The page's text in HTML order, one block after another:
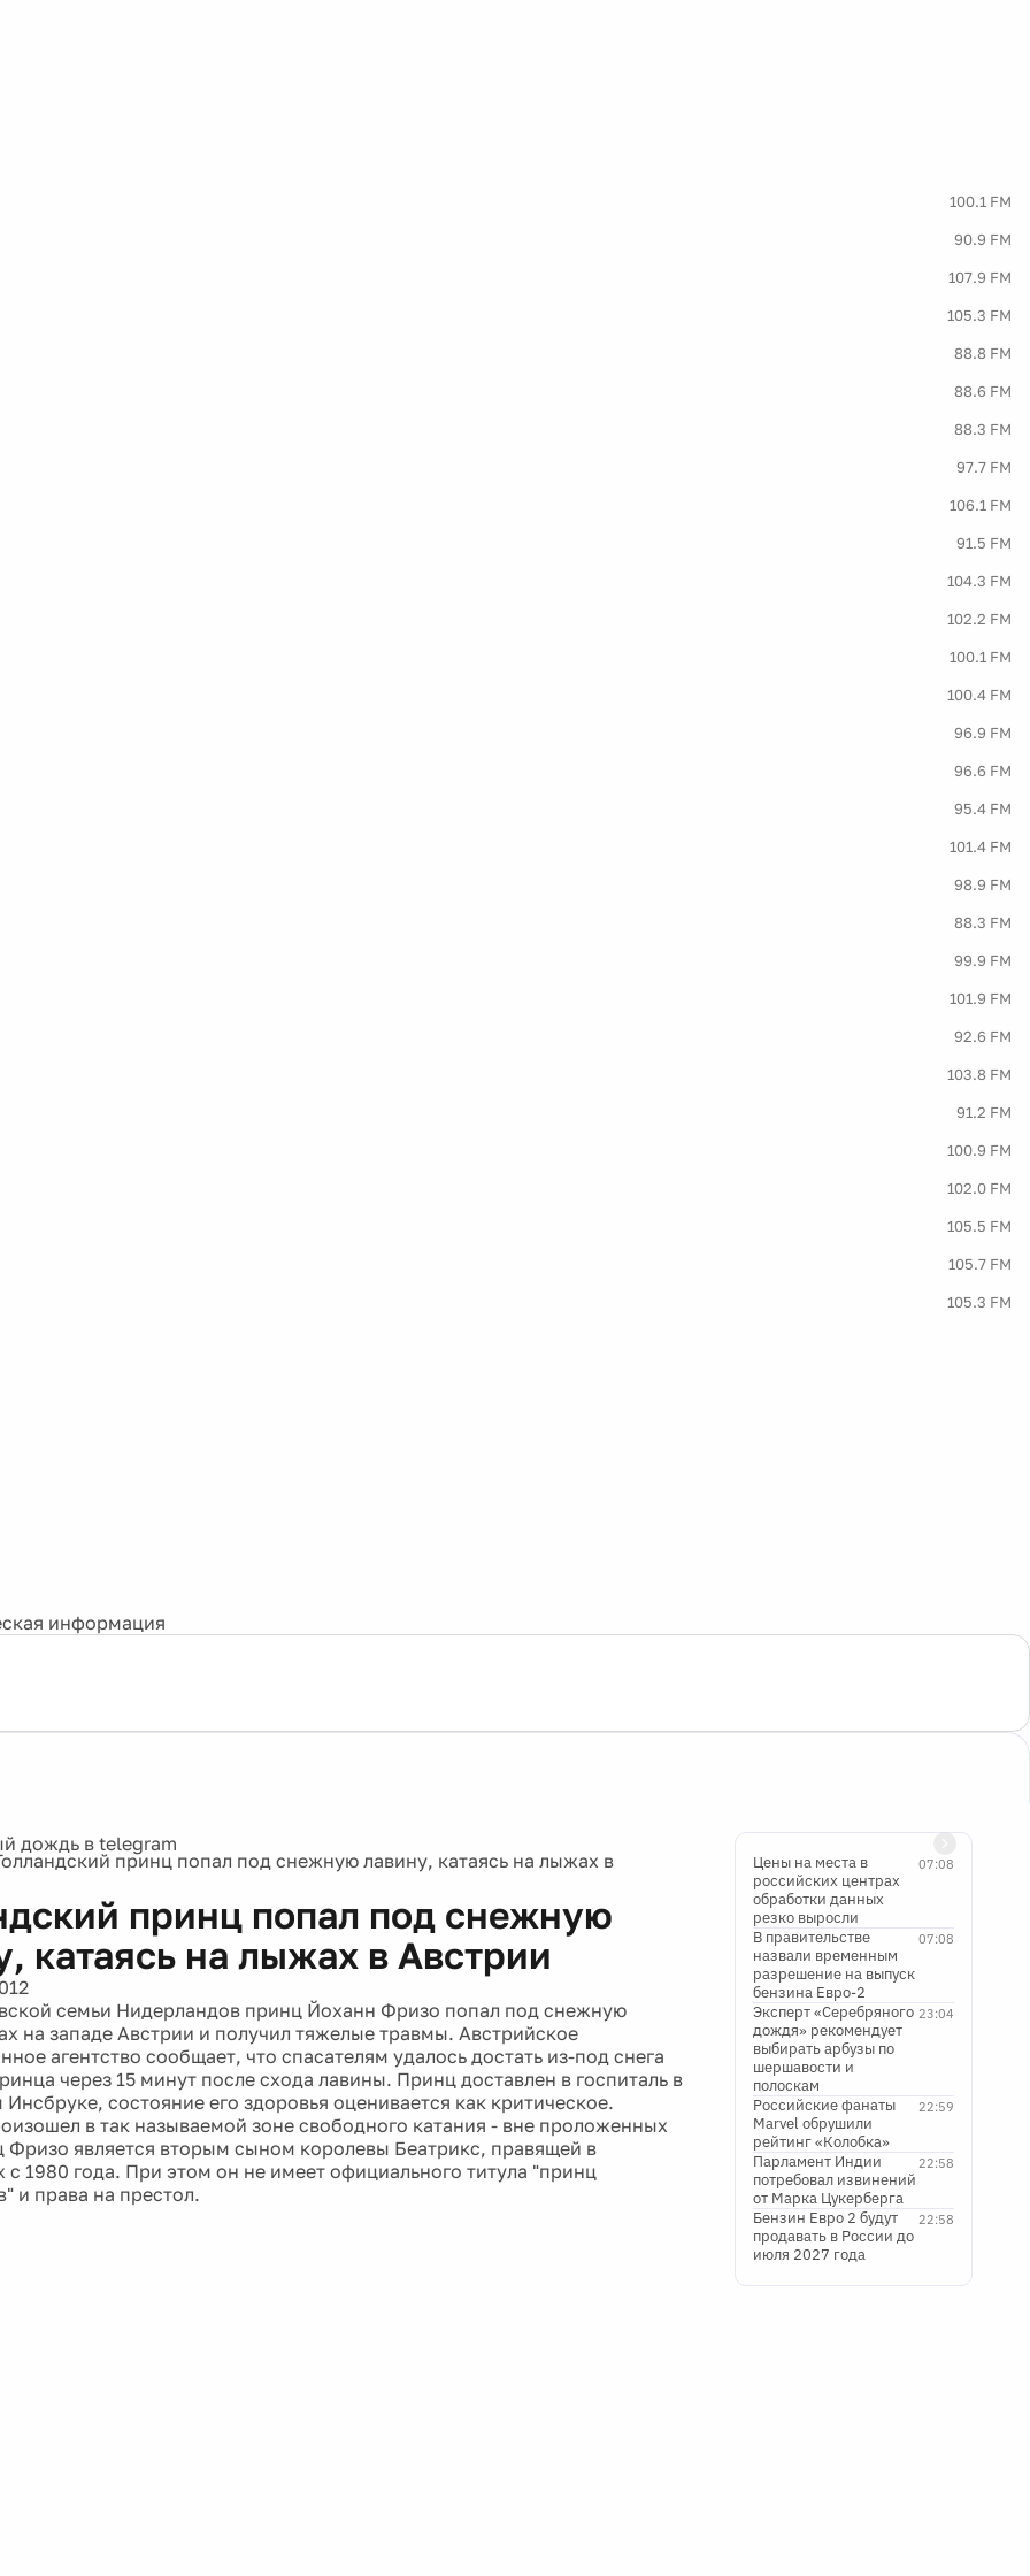
100.1 FM
90.9 FM
107.9 FM
105.3 FM
88.8 FM
88.6 FM
88.3 FM
97.7 FM
106.1 FM
91.5 FM
104.3 FM
102.2 FM
100.1 FM
100.4 FM
96.9 FM
96.6 FM
95.4 FM
101.4 FM
98.9 FM
88.3 FM
99.9 FM
101.9 FM
92.6 FM
103.8 FM
91.2 FM
100.9 FM
102.0 FM
105.5 FM
105.7 FM
105.3 FM
информация
принц попал под снежную лавину, катаясь на лыжах в
принц попал под снежную
катаясь на лыжах в Австрии
семьи Нидерландов принц Йоханн Фризо попал под снежную
на западе Австрии и получил тяжелые травмы. Австрийское
агентство сообщает, что спасателям удалось достать из-под снега
через 15 минут после схода лавины. Принц доставлен в госпиталь в
состояние его здоровья оценивается как критическое.
в так называемой зоне свободного катания - вне проложенных
Фризо является вторым сыном королевы Беатрикс, правящей в
с 1980 года. При этом он не имеет официального титула "принц
и права на престол.
07:08
Цены на места в
российских центрах
обработки данных
резко выросли
07:08
В правительстве
назвали временным
разрешение на выпуск
бензина Евро-2
23:04
Эксперт «Серебряного
дождя» рекомендует
выбирать арбузы по
шершавости и
полоскам
22:59
Российские фанаты
Marvel обрушили
рейтинг «Колобка»
22:58
Парламент Индии
потребовал извинений
от Марка Цукерберга
22:58
Бензин Евро 2 будут
продавать в России до
июля 2027 года